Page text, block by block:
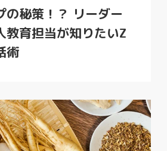
の秘策！？ リーダー
教育担当が知りたいZ
術